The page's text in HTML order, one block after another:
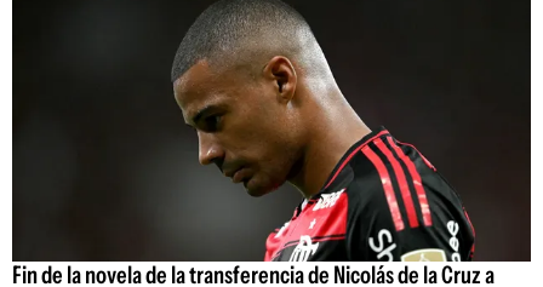
Fin de la novela de la transferencia de Nicolás de la Cruz a